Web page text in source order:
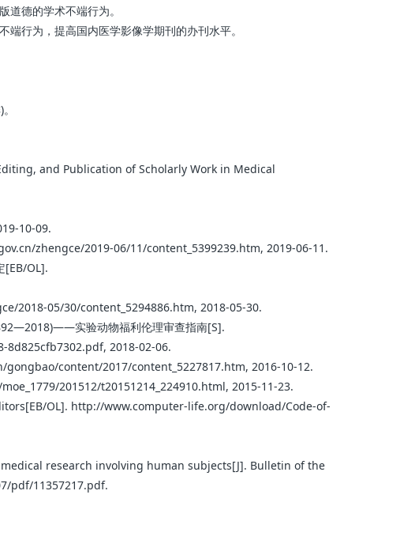
德的学术不端行为。
行为，提高国内医学影像学期刊的办刊水平。
and Publication of Scholarly Work in Medical
10-09.
zhengce/2019-06/11/content_5399239.htm, 2019-06-11.
[EB/OL].
2018-05/30/content_5294886.htm, 2018-05-30.
实验动物福利伦理审查指南[S].
2018-02-06.
gongbao/content/2017/content_5227817.htm, 2016-10-12.
201512/t20151214_224910.html, 2015-11-23.
OL]. http://www.computer-life.org/download/Code-of-
research involving human subjects[J]. Bulletin of the
pdf/11357217.pdf.